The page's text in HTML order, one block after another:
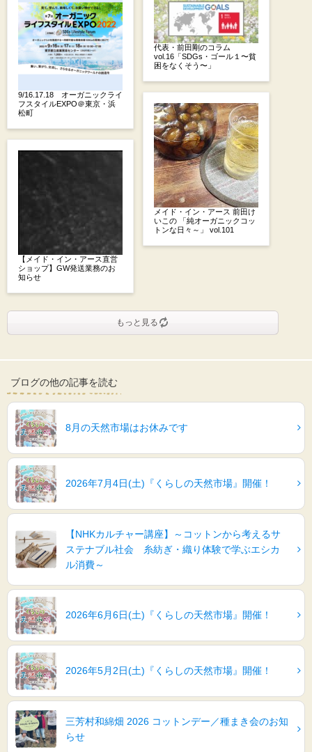
9/16.17.18 オーガニックライ
フスタイルEXPO＠東京・浜
松町
【メイド・イン・アース直営
ショップ】GW発送業務のお
知らせ
代表・前田剛のコラム
vol.16「SDGs・ゴール１〜貧
困をなくそう〜」
メイド・イン・アース 前田け
いこの 「純オーガニックコッ
トンな日々～」 vol.101
もっと見る
ブログの他の記事を読む
8月の天然市場はお休みです
2026年7月4日(土)『くらしの天然市場』開催！
【NHKカルチャー講座】～コットンから考えるサ
ステナブル社会 糸紡ぎ・織り体験で学ぶエシカ
ル消費～
2026年6月6日(土)『くらしの天然市場』開催！
2026年5月2日(土)『くらしの天然市場』開催！
三芳村和綿畑 2026 コットンデー／種まき会のお知
らせ